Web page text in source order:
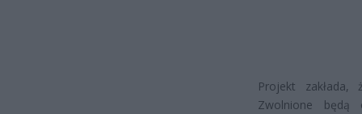
Projekt
Zwolnione będą